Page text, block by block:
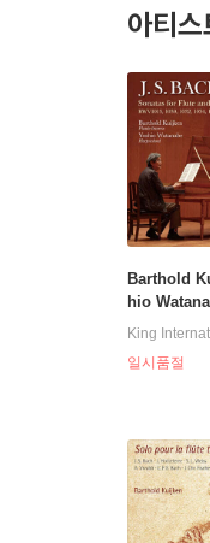
아티
Barthold
hio
룻과 하프
onatas for
King
일시품절